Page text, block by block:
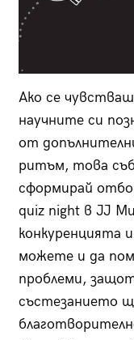
Ако се
научните си
от
ритъм, това
сформирай
quiz night в JJ
конкуренцията
можете и да
проблеми,
състезанието